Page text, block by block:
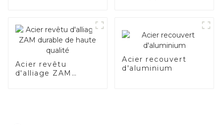
automobiles
Acier revêtu
d'alliage ZAM
Acier recouvert
d'aluminium